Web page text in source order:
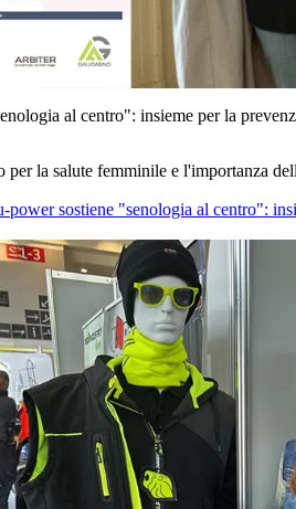
al centro": insieme per la
per la salute femminile e l'importanza
sostiene "senologia al centro":